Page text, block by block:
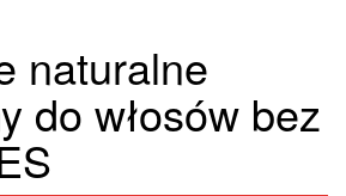
naturalne
do włosów bez